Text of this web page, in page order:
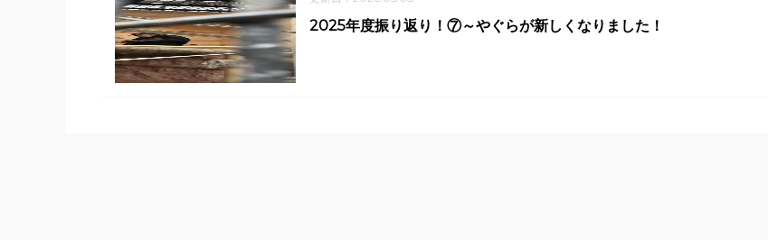
2025年度振り返り！⑦～やぐらが新しくなりました！